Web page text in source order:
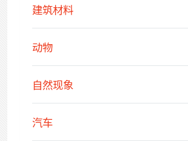
建筑材料
动物
自然现象
汽车